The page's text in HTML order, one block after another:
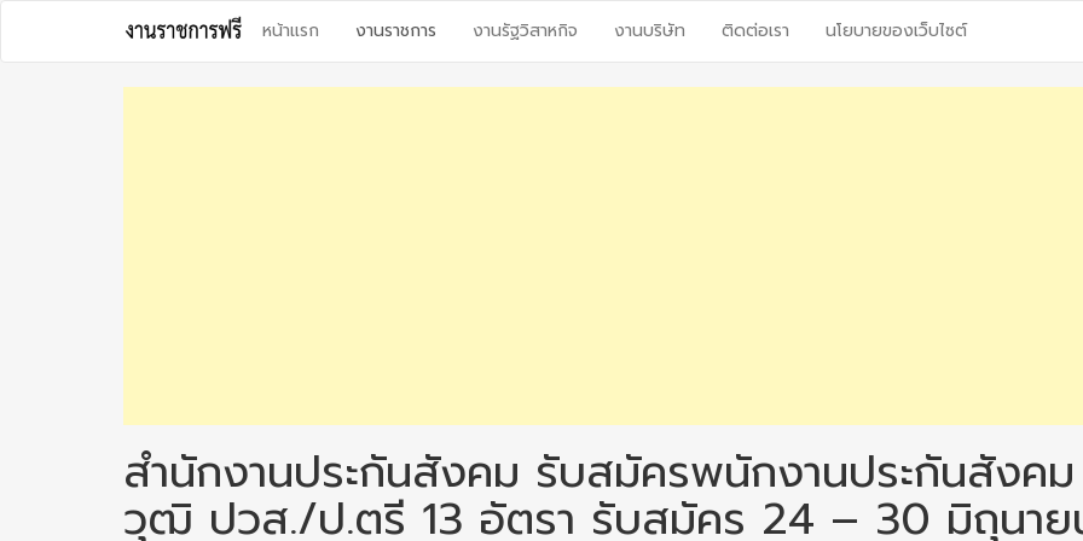
content
หน้าแรก งานราชการ งานรัฐวิสาหกิจ งานบริษัท ติดต่อเรา นโยบายของเว็บไซต์
สำนักงานประกันสังคม รับสมัครพนักงานประกันสังคม
วุฒิ ปวส./ป.ตรี 13 อัตรา รับสมัคร 24 – 30 มิถุนา